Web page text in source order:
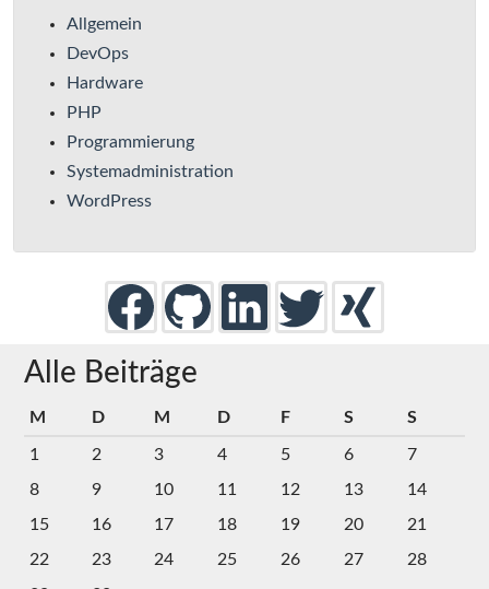
Allgemein
DevOps
Hardware
PHP
Programmierung
Systemadministration
WordPress
Alle Beiträge
M D M D F S S
1 2 3 4 5 6
7
8
9 10 11 12 13
14
15
16 17 18 19 20
21
22
23 24 25 26 27
28